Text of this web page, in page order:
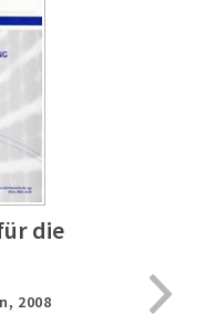
die
2008